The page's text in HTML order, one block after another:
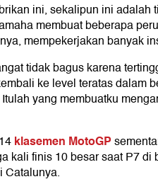
ini, sekalipun ini adalah
membuat beberapa
mempekerjakan banyak
tidak bagus karena
ke level teratas dalam
yang membuatku
klasemen MotoGP
kali finis 10 besar saat P7 di
Catalunya.